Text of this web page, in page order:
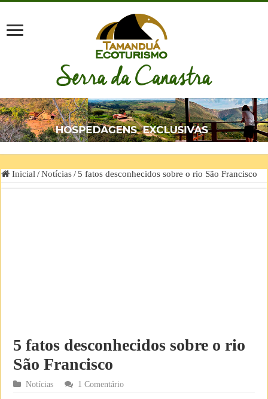
Inicial / Notícias / 5 fatos desconhecidos sobre o rio São Francisco
5 fatos desconhecidos sobre o rio
São Francisco
Notícias 1 Comentário